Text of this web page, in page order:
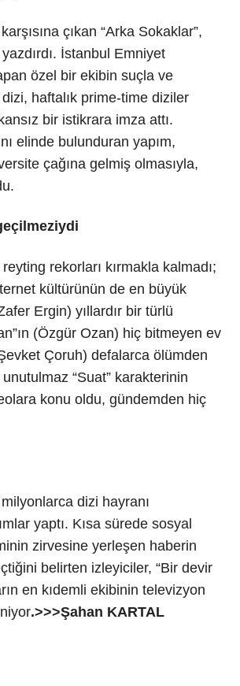
çıkan “Arka Sokaklar”,
İstanbul Emniyet
özel bir ekibin suçla ve
haftalık prime-time diziler
bir istikrara imza attı.
elinde bulunduran yapım,
çağına gelmiş olmasıyla,
rekorları kırmakla kalmadı;
kültürünün de en büyük
Ergin) yıllardır bir türlü
(Özgür Ozan) hiç bitmeyen ev
Çoruh) defalarca ölümden
“Suat” karakterinin
konu oldu, gündemden hiç
milyonlarca dizi hayranı
yaptı. Kısa sürede sosyal
zirvesine yerleşen haberin
belirten izleyiciler, “Bir devir
en kıdemli ekibinin televizyon
.>>>Şahan KARTAL